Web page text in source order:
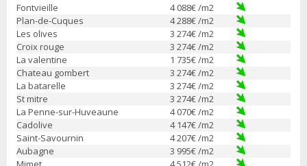
Fontvieille 4 088€ /m2
Plan-de-Cuques
4 288€ /m2
Les olives
3 274€ /m2
Croix rouge
3 274€ /m2
La valentine
1 735€ /m2
Chateau gombert
3 274€ /m2
La batarelle
3 274€ /m2
St mitre
3 274€ /m2
La Penne-sur-Huveaune
4 070€ /m2
Cadolive
4 147€ /m2
Saint-Savournin
4 207€ /m2
Aubagne
3 995€ /m2